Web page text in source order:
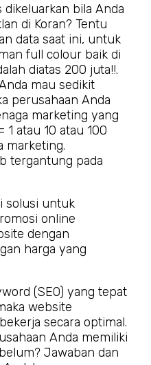
bila Anda
di Koran? Tentu
data saat ini, untuk
full colour baik di
diatas 200 juta!!.
mau sedikit
perusahaan Anda
marketing yang
1 atau 10 atau 100
marketing.
tergantung pada
solusi untuk
online
dengan
harga yang
(SEO) yang tepat
website
secara optimal.
Anda memiliki
Jawaban dan